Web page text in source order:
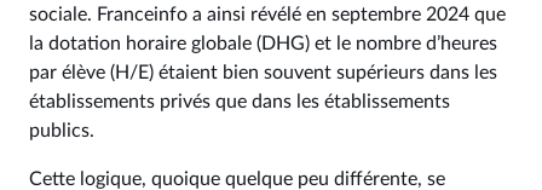
sociale. Franceinfo a ainsi révélé en septembre 2024 que
la dotation horaire globale (DHG) et le nombre d’heures
par élève (H/E) étaient bien souvent supérieurs dans les
établissements privés que dans les établissements
publics.
Cette logique, quoique quelque peu différente, se